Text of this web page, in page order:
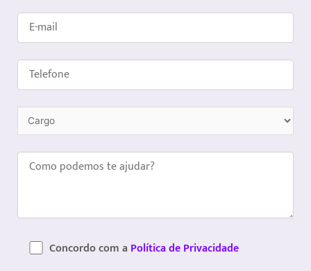
Concordo com a Política de Privacidade